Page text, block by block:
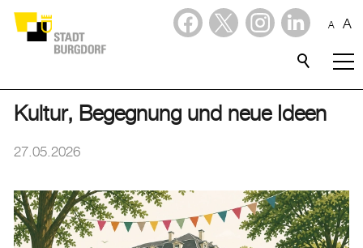
A A
Stadtporträt
Verwaltung & Politik
Wirtschaft
Aktuelles
Kultur, Begegnung und neue Ideen
27.05.2026